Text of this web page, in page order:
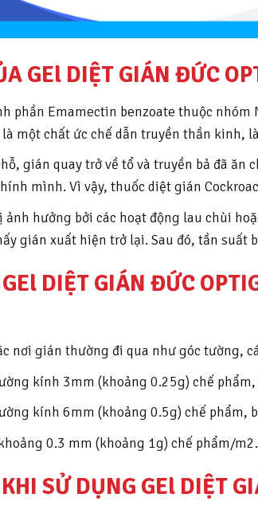
GEl DIỆT GIÁN ĐỨC
phần Emamectin benzoate thuộc
một chất ức chế dẫn truyền thần kinh,
gián quay trở về tổ và truyền bả đã
mình. Vì vậy, thuốc diệt gián
hưởng bởi các hoạt động lau chùi
gián xuất hiện trở lại. Sau đó, tần
DIỆT GIÁN ĐỨC
nơi gián thường đi qua như góc tường,
kính 3mm (khoảng 0.25g) chế
kính 6mm (khoảng 0.5g) chế phẩm,
0.3 mm (khoảng 1g) chế phẩm/m2.
SỬ DỤNG GEl DIỆT